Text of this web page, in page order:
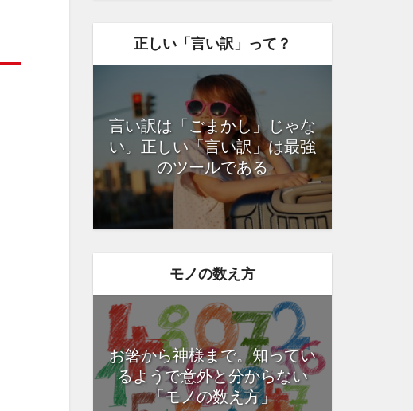
正しい「言い訳」って？
言い訳は「ごまかし」じゃな
い。正しい「言い訳」は最強
のツールである
モノの数え方
お箸から神様まで。知ってい
るようで意外と分からない
「モノの数え方」